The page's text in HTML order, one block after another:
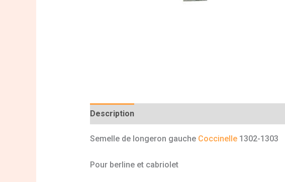
Description
Semelle de longeron gauche Coccinelle1302-1303
Pour berline et cabriolet